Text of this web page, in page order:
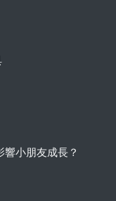
小朋友成長？